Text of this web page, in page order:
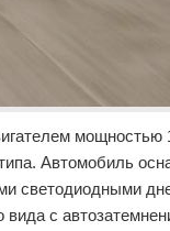
Автомобиль
светодиодными
с